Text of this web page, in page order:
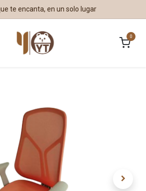
te encanta, en un solo lugar
0